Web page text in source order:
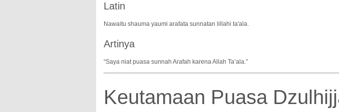
Latin
Nawaitu shauma yaumi arafata sunnatan lillahi ta'ala.
Artinya
“Saya niat puasa sunnah Arafah karena Allah Ta’ala.”
Keutamaan Puasa